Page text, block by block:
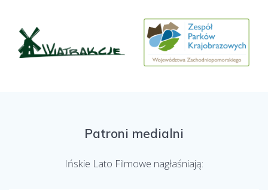
Patroni medialni
Ińskie Lato Filmowe nagłaśniają: